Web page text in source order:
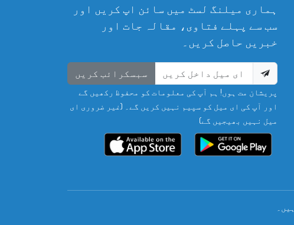
ہماری میلنگ لسٹ میں سائن اپ کریں اور
سب سے پہلے فتاوی، مقالہ جات اور
خبریں حاصل کریں۔
سبسکرائب کریں
پریشان مت ہوں! ہم آپ کی معلومات کو محفوظ رکھیں گے
اور آپ کی ای میل کو سپیم نہیں کریں گے۔ (غیر ضروری ای
میل نہیں بھیجیں گے)